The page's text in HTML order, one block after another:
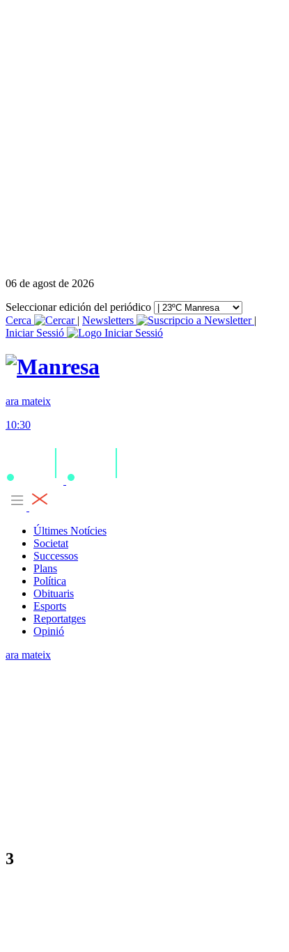
06 de agost de 2026
Seleccionar edición del periódico
Cerca
| Newsletters
|
Iniciar Sessió
ara mateix
10:30
Últimes Notícies
Societat
Successos
Plans
Política
Obituaris
Esports
Reportatges
Opinió
ara mateix
3